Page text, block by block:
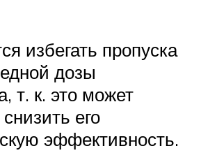
избегать пропуска
дозы
т. к. это может
его
эффективность.